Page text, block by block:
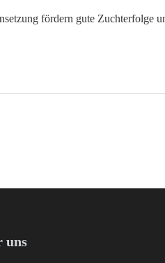
fördern gute
uns